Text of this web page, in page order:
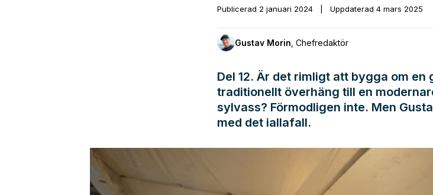
Publicerad 2 januari 2024 Uppdaterad 4 mars 2025
Gustav Morin Chefredaktör
Del 12. Är det rimligt att bygga om en
traditionellt överhäng till en
sylvass? Förmodligen inte. Men
med det iallafall.